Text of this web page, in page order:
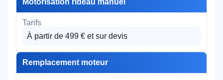
Motorisation rideau manuel
À partir de 499 € et sur devis
Remplacement moteur